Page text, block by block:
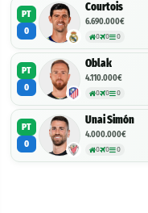
PT
0
Courtois
6.690.000€
0 0 0
PT
0
Oblak
4.110.000€
0 0 0
PT
0
Unai Simón
4.000.000€
0 0 0